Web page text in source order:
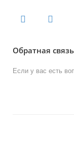
Обратная связь
Если у вас есть